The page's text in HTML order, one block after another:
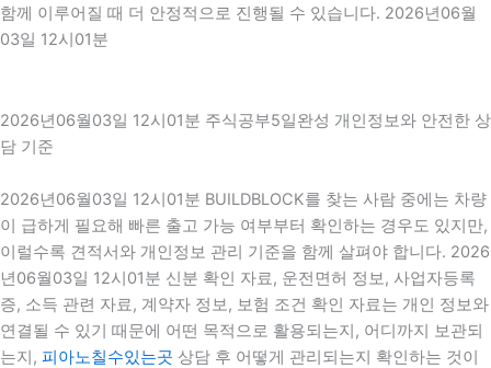
함께 이루어질 때 더 안정적으로 진행될 수 있습니다. 2026년06월
03일 12시01분
2026년06월03일 12시01분 주식공부5일완성 개인정보와 안전한 상
담 기준
2026년06월03일 12시01분 BUILDBLOCK를 찾는 사람 중에는 차량
이 급하게 필요해 빠른 출고 가능 여부부터 확인하는 경우도 있지만,
이럴수록 견적서와 개인정보 관리 기준을 함께 살펴야 합니다. 2026
년06월03일 12시01분 신분 확인 자료, 운전면허 정보, 사업자등록
증, 소득 관련 자료, 계약자 정보, 보험 조건 확인 자료는 개인 정보와
연결될 수 있기 때문에 어떤 목적으로 활용되는지, 어디까지 보관되
는지, 피아노칠수있는곳 상담 후 어떻게 관리되는지 확인하는 것이